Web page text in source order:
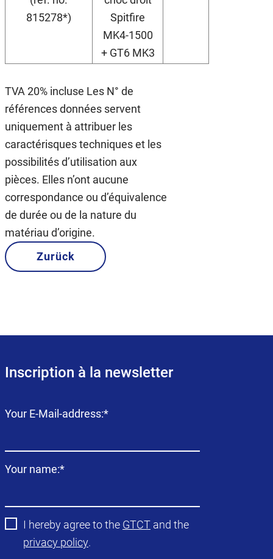
815278*)
Spitfire
MK4-1500
+ GT6 MK3
TVA 20% incluse Les N° de
références données servent
uniquement à attribuer les
caractérisques techniques et les
possibilités d’utilisation aux
pièces. Elles n’ont aucune
correspondance ou d’équivalence
de durée ou de la nature du
matériau d’origine.
Zurück
Inscription à la newsletter
Champ
Your E-Mail-address:*
Champ
Your name:*
I hereby agree to the GTCT and the
privacy policy.